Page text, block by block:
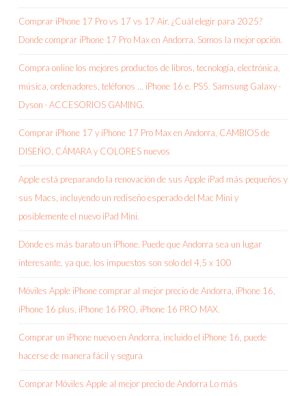
Comprar iPhone 17 Pro vs 17 vs 17 Air. ¿Cuál elegir para 2025?
Donde comprar iPhone 17 Pro Max en Andorra. Somos la mejor opción.
Compra online los mejores productos de libros, tecnología, electrónica,
música, ordenadores, teléfonos … iPhone 16 e. PS5. Samsung Galaxy ·
Dyson · ACCESORIOS GAMING.
Comprar iPhone 17 y iPhone 17 Pro Max en Andorra, CAMBIOS de
DISEÑO, CÁMARA y COLORES nuevos
Apple está preparando la renovación de sus Apple iPad más pequeños y
sus Macs, incluyendo un rediseño esperado del Mac Mini y
posiblemente el nuevo iPad Mini.
Dónde es más barato un iPhone. Puede que Andorra sea un lugar
interesante, ya que, los impuestos son solo del 4,5 x 100
Móviles Apple iPhone comprar al mejor precio de Andorra, iPhone 16,
iPhone 16 plus, iPhone 16 PRO, iPhone 16 PRO MAX.
Comprar un iPhone nuevo en Andorra, incluido el iPhone 16, puede
hacerse de manera fácil y segura
Comprar Móviles Apple al mejor precio de Andorra Lo más